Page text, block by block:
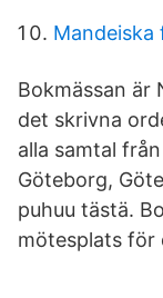
Mandeiska
Bokmässan är
det skrivna
alla samtal
Göteborg,
puhuu tästä.
mötesplats för